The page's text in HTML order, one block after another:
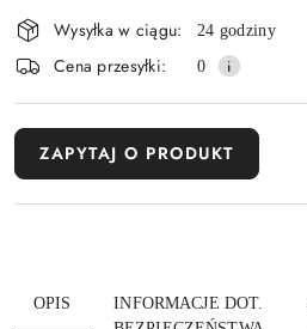
i
dostawa
Wysyłka w ciągu: 24 godziny
Cena przesyłki: 0
ZAPYTAJ O PRODUKT
OPIS
INFORMACJE DOT.